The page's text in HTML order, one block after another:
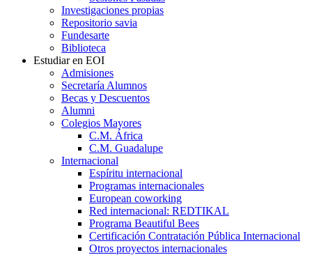
Investigaciones propias
Repositorio savia
Fundesarte
Biblioteca
Estudiar en EOI
Admisiones
Secretaría Alumnos
Becas y Descuentos
Alumni
Colegios Mayores
C.M. África
C.M. Guadalupe
Internacional
Espíritu internacional
Programas internacionales
European coworking
Red internacional: REDTIKAL
Programa Beautiful Bees
Certificación Contratación Pública Internacional
Otros proyectos internacionales